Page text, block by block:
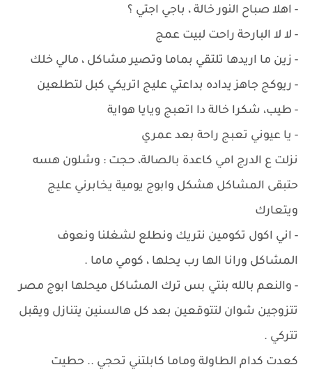
- اهلا صباح النور خالة ، باجي اجتي ؟
- لا لا البارحة راحت لبيت عمج
- زين ما اريدها تلتقي بماما وتصير مشاكل ، مالي خلك
- ريوكج جاهز يداده بداعتي عليج اتريكي كبل لتطلعين
- طيب، شكرا خالة دا اتعبج ويايا هواية
- يا عيوني تعبج راحة بعد عمري
نزلت ع الدرج امي كاعدة بالصالة، حجت : وشلون هسه
حتبقى المشاكل هشكل وابوج يومية يخابرني عليج
ويتعارك
- اني اكول تكومين نتريك ونطلع لشغلنا ونعوف
المشاكل ورانا الها رب يحلها ، كومي ماما .
- والنعم بالله بنتي بس ترك المشاكل ميحلها ابوج مصر
تتزوجين شوان لتتوقعين بعد كل هالسنين يتنازل ويقبل
تتركي .
كعدت كدام الطاولة وماما كابلتني تحجي .. حطيت